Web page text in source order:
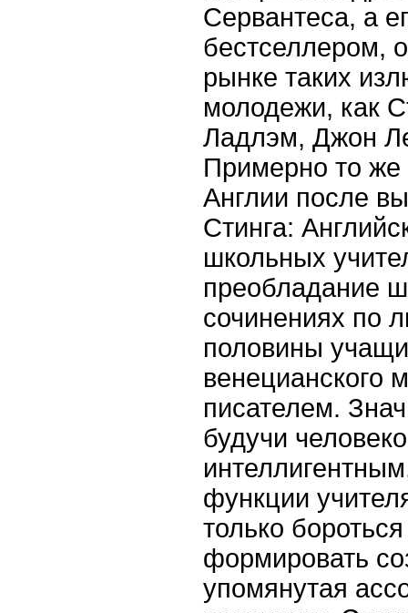
Сервантеса, а
бестселлером,
рынке таких
молодежи, как
Ладлэм, Джон
Примерно то
Англии после
Стинга:
школьных
преобладание
сочинениях по
половины
писателем.
будучи
функции
только
формировать
упомянутая